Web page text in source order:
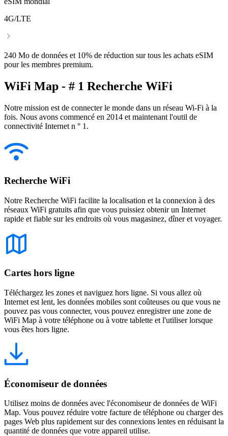
4G/LTE
240 Mo de données et 10% de réduction sur tous les achats eSIM
pour les membres premium.
WiFi Map - # 1 Recherche WiFi
Notre mission est de connecter le monde dans un réseau Wi-Fi à la
fois. Nous avons commencé en 2014 et maintenant l'outil de
connectivité Internet n ° 1.
Recherche WiFi
Notre Recherche WiFi facilite la localisation et la connexion à des
réseaux WiFi gratuits afin que vous puissiez obtenir un Internet
rapide et fiable sur les endroits où vous magasinez, dîner et voyager.
Cartes hors ligne
Téléchargez les zones et naviguez hors ligne. Si vous allez où
Internet est lent, les données mobiles sont coûteuses ou que vous ne
pouvez pas vous connecter, vous pouvez enregistrer une zone de
WiFi Map à votre téléphone ou à votre tablette et l'utiliser lorsque
vous êtes hors ligne.
Économiseur de données
Utilisez moins de données avec l'économiseur de données de WiFi
Map. Vous pouvez réduire votre facture de téléphone ou charger des
pages Web plus rapidement sur des connexions lentes en réduisant la
quantité de données que votre appareil utilise.